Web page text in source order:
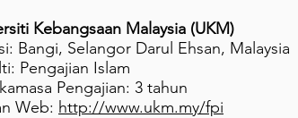
Kebangsaan Malaysia (UKM)
Bangi, Selangor Darul Ehsan, Malaysia
Pengajian Islam
Pengajian: 3 tahun
Web: http://www.ukm.my/fpi